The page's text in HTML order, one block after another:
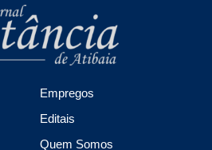
Empregos
Editais
Quem Somos